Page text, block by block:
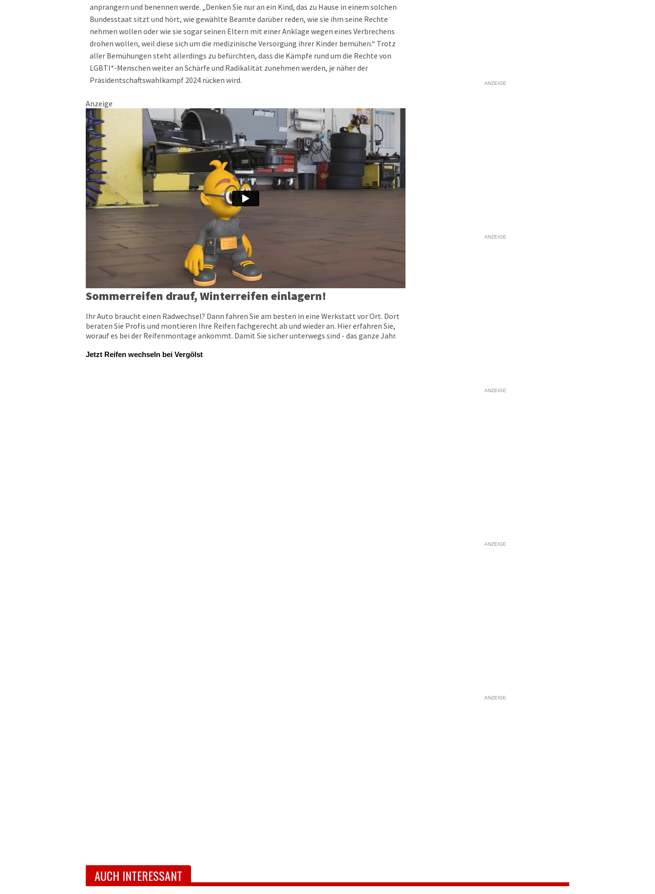
anprangern und benennen werde. „Denken Sie nur an ein Kind, das zu Hause in einem solchen
Bundesstaat sitzt und hört, wie gewählte Beamte darüber reden, wie sie ihm seine Rechte
nehmen wollen oder wie sie sogar seinen Eltern mit einer Anklage wegen eines Verbrechens
drohen wollen, weil diese sich um die medizinische Versorgung ihrer Kinder bemühen.“ Trotz
aller Bemühungen steht allerdings zu befürchten, dass die Kämpfe rund um die Rechte von
LGBTI*-Menschen weiter an Schärfe und Radikalität zunehmen werden, je näher der
Präsidentschaftswahlkampf 2024 rücken wird.
Anzeige
Sommerreifen drauf, Winterreifen einlagern!
Ihr Auto braucht einen Radwechsel? Dann fahren Sie am besten in eine Werkstatt vor Ort. Dort
beraten Sie Profis und montieren Ihre Reifen fachgerecht ab und wieder an. Hier erfahren Sie,
worauf es bei der Reifenmontage ankommt. Damit Sie sicher unterwegs sind - das ganze Jahr.
Jetzt Reifen wechseln bei Vergölst
ANZEIGE
ANZEIGE
ANZEIGE
ANZEIGE
ANZEIGE
AUCH INTERESSANT